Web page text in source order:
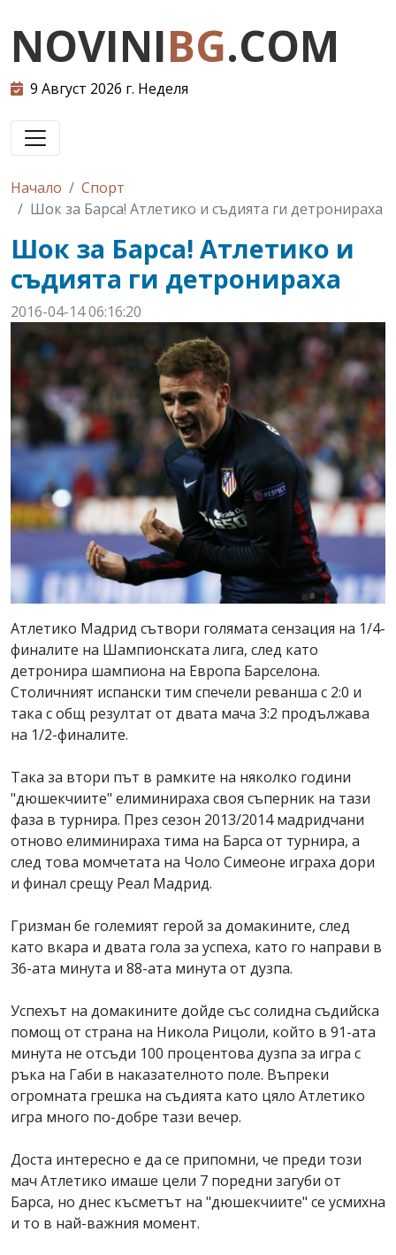
NOVINIBG.COM
9 Август 2026 г. Неделя
Начало
Спорт
Шок за Барса! Атлетико и съдията ги детронираха
Шок за Барса! Атлетико и
съдията ги детронираха
2016-04-14 06:16:20
Aтлетико Мадрид сътвори голямата сензация на 1/4-
финалите на Шампионската лига, след като
детронира шампиона на Европа Барселона.
Столичният испански тим спечели реванша с 2:0 и
така с общ резултат от двата мача 3:2 продължава
на 1/2-финалите.
Така за втори път в рамките на няколко години
"дюшекчиите" елиминираха своя съперник на тази
фаза в турнира. През сезон 2013/2014 мадридчани
отново елиминираха тима на Барса от турнира, а
след това момчетата на Чоло Симеоне играха дори
и финал срещу Реал Мадрид.
Гризман бе големият герой за домакините, след
като вкара и двата гола за успеха, като го направи в
36-ата минута и 88-ата минута от дузпа.
Успехът на домакините дойде със солидна съдийска
помощ от страна на Никола Рицоли, който в 91-ата
минута не отсъди 100 процентова дузпа за игра с
ръка на Габи в наказателното поле. Въпреки
огромната грешка на съдията като цяло Атлетико
игра много по-добре тази вечер.
Доста интересно е да се припомни, че преди този
мач Атлетико имаше цели 7 поредни загуби от
Барса, но днес късметът на "дюшекчиите" се усмихна
и то в най-важния момент.